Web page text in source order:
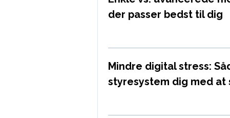
der passer bedst til dig
Mindre digital stress:
styresystem dig med